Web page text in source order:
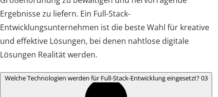
Ergebnisse zu liefern. Ein Full-Stack-
Entwicklungsunternehmen ist die beste Wahl für kreative
und effektive Lösungen, bei denen nahtlose digitale
Lösungen Realität werden.
Welche Technologien werden für Full-Stack-Entwicklung eingesetzt?03